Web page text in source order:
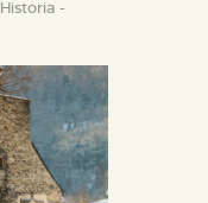
Historia -